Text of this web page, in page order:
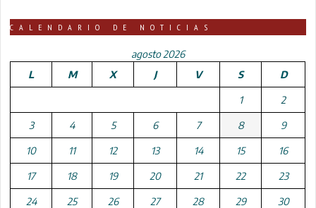
CALENDARIO DE NOTICIAS
agosto 2026
L
M X J V S D
1 2
3 4 5 6 7 8 9
10 11 12 13 14 15 16
17 18 19 20 21 22 23
24 25 26 27 28 29 30